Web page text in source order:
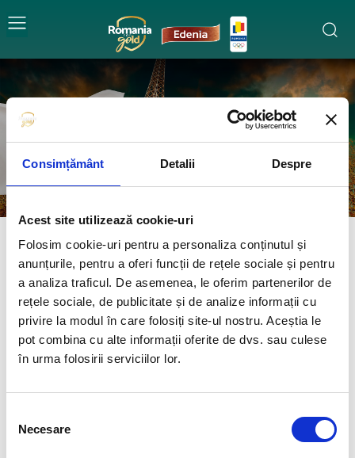
Consimțământ Detalii Despre
Acest site utilizează cookie-uri
Folosim cookie-uri pentru a personaliza conținutul și
anunțurile, pentru a oferi funcții de rețele sociale și pentru
a analiza traficul. De asemenea, le oferim partenerilor de
rețele sociale, de publicitate și de analize informații cu
privire la modul în care folosiți site-ul nostru. Aceștia le
pot combina cu alte informații oferite de dvs. sau culese
în urma folosirii serviciilor lor.
consimțământului
Necesare
Tir Sportiv
ATLETISM BOX CICLISM